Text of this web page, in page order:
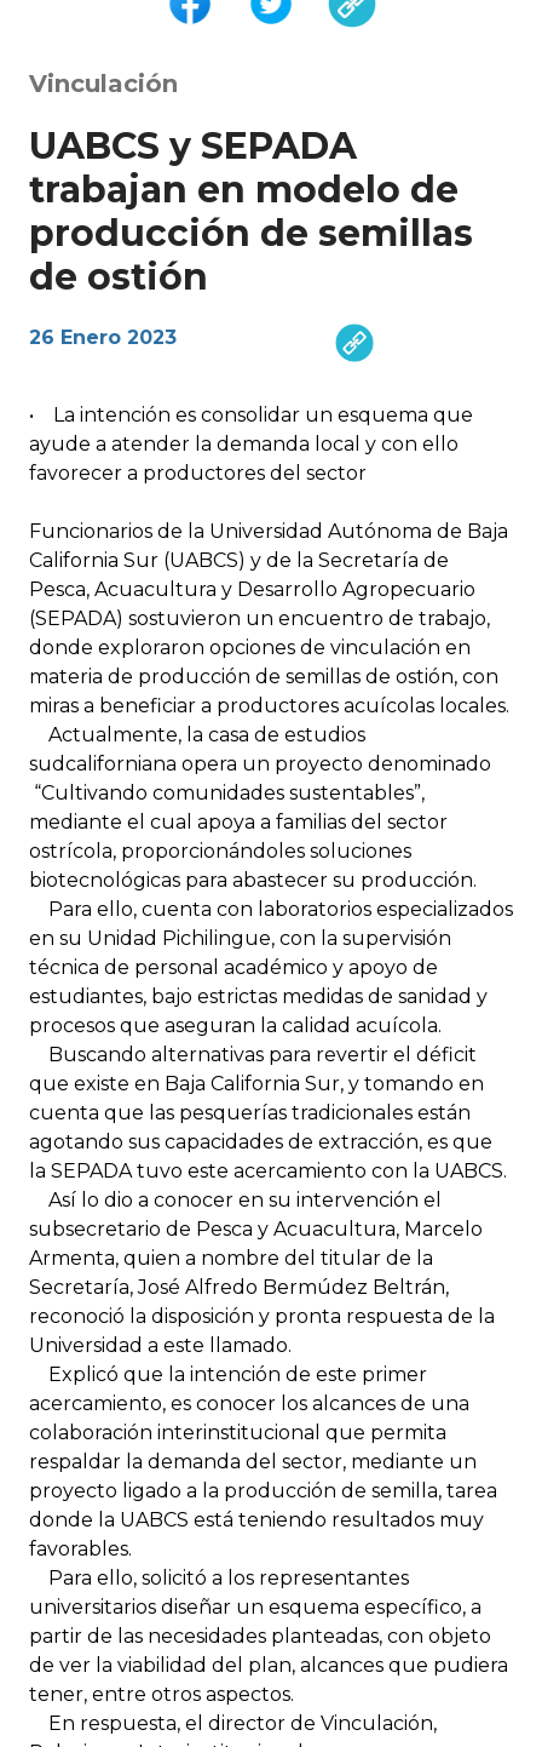
Vinculación
UABCS y SEPADA
trabajan en modelo de
producción de semillas
de ostión
26 Enero 2023
• La intención es consolidar un esquema que
ayude a atender la demanda local y con ello
favorecer a productores del sector
Funcionarios de la Universidad Autónoma de Baja
California Sur (UABCS) y de la Secretaría de
Pesca, Acuacultura y Desarrollo Agropecuario
(SEPADA) sostuvieron un encuentro de trabajo,
donde exploraron opciones de vinculación en
materia de producción de semillas de ostión, con
miras a beneficiar a productores acuícolas locales.
Actualmente, la casa de estudios
sudcaliforniana opera un proyecto denominado
“Cultivando comunidades sustentables”,
mediante el cual apoya a familias del sector
ostrícola, proporcionándoles soluciones
biotecnológicas para abastecer su producción.
Para ello, cuenta con laboratorios especializados
en su Unidad Pichilingue, con la supervisión
técnica de personal académico y apoyo de
estudiantes, bajo estrictas medidas de sanidad y
procesos que aseguran la calidad acuícola.
Buscando alternativas para revertir el déficit
que existe en Baja California Sur, y tomando en
cuenta que las pesquerías tradicionales están
agotando sus capacidades de extracción, es que
la SEPADA tuvo este acercamiento con la UABCS.
Así lo dio a conocer en su intervención el
subsecretario de Pesca y Acuacultura, Marcelo
Armenta, quien a nombre del titular de la
Secretaría, José Alfredo Bermúdez Beltrán,
reconoció la disposición y pronta respuesta de la
Universidad a este llamado.
Explicó que la intención de este primer
acercamiento, es conocer los alcances de una
colaboración interinstitucional que permita
respaldar la demanda del sector, mediante un
proyecto ligado a la producción de semilla, tarea
donde la UABCS está teniendo resultados muy
favorables.
Para ello, solicitó a los representantes
universitarios diseñar un esquema específico, a
partir de las necesidades planteadas, con objeto
de ver la viabilidad del plan, alcances que pudiera
tener, entre otros aspectos.
En respuesta, el director de Vinculación,